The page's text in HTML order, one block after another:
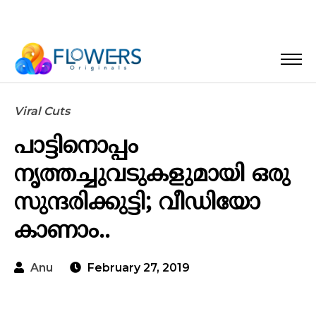
Viral Cuts
പാട്ടിനൊപ്പം
നൃത്തച്ചുവടുകളുമായി ഒരു
സുന്ദരിക്കുട്ടി; വീഡിയോ
കാണാം..
Anu February 27, 2019